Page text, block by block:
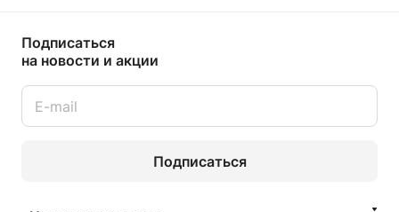
Подписаться
на новости и акции
Подписаться